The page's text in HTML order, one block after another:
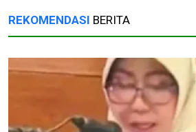
REKOMENDASI BERITA